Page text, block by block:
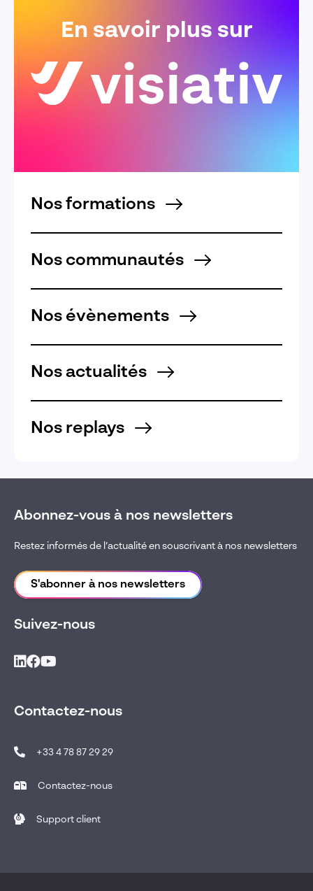
En savoir plus sur
Nos formations
Nos communautés
Nos évènements
Nos actualités
Nos replays
Abonnez-vous à nos newsletters
Restez informés de l’actualité en souscrivant à nos newsletters
S'abonner à nos newsletters
Suivez-nous
Contactez-nous
+33 4 78 87 29 29
Contactez-nous
Support client